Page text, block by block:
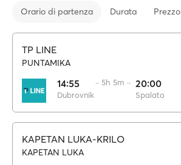
Orario di partenza Durata Prezzo
TP LINE
PUNTAMIKA
14:55
Dubrovnik
·· 5h 5m ·· 20:00
Spalato
KAPETAN LUKA-KRILO
KAPETAN LUKA